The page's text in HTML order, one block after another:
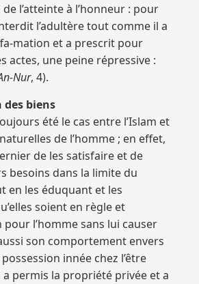
l’atteinte à l’honneur : pour
l’adultère tout comme il a
mation et a prescrit pour
actes, une peine répressive :
Nur, 4).
des biens
été le cas entre l’Islam et
de l’homme ; en effet,
de les satisfaire et de
besoins dans la limite du
en les éduquant et les
soient en règle et
l’homme sans lui causer
son comportement envers
innée chez l’être
a permis la propriété privée et a